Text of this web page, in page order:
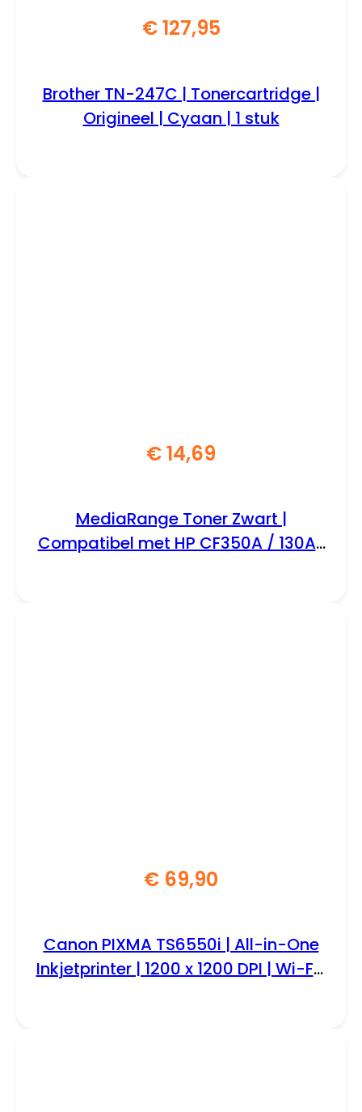
€127,95
Brother TN-247C | Tonercartridge |
Origineel | Cyaan | 1 stuk
€14,69
MediaRange Toner Zwart |
Compatibel met HP CF350A / 130A |
€ 69,90
Canon PIXMA TS6550i | All-in-One
Inkjetprinter | 1200 x 1200 DPI | Wi-Fi |